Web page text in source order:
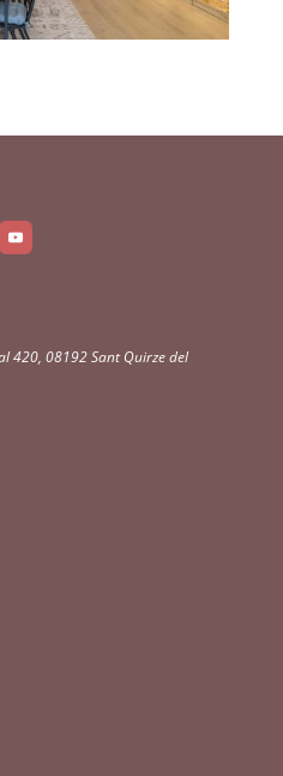
420, 08192 Sant Quirze del